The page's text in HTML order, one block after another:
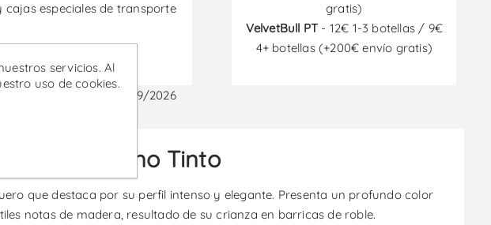
cajas especiales de transporte
gratis)
VelvetBull PT - 12€ 1-3 botellas / 9€
4+ botellas (+200€ envío gratis)
06/2026 hasta el 30/09/2026
- Vino Tinto
que destaca por su perfil intenso y elegante. Presenta un profundo color
notas de madera, resultado de su crianza en barricas de roble.
servicios. Al
uso de cookies.